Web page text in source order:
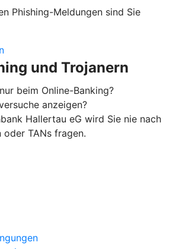
Phishing-Meldungen sind Sie
und Trojanern
beim Online-Banking?
anzeigen?
Hallertau eG wird Sie nie nach
oder TANs fragen.